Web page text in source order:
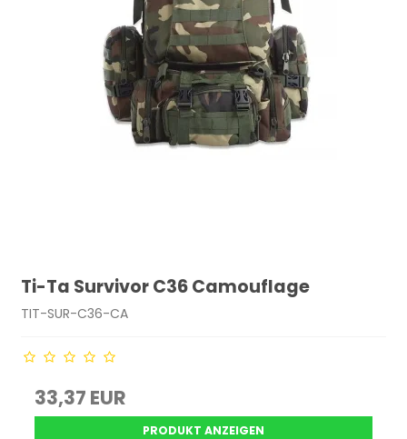
Ti-Ta Survivor C36 Camouflage
TIT-SUR-C36-CA
33,37 EUR
PRODUKT ANZEIGEN